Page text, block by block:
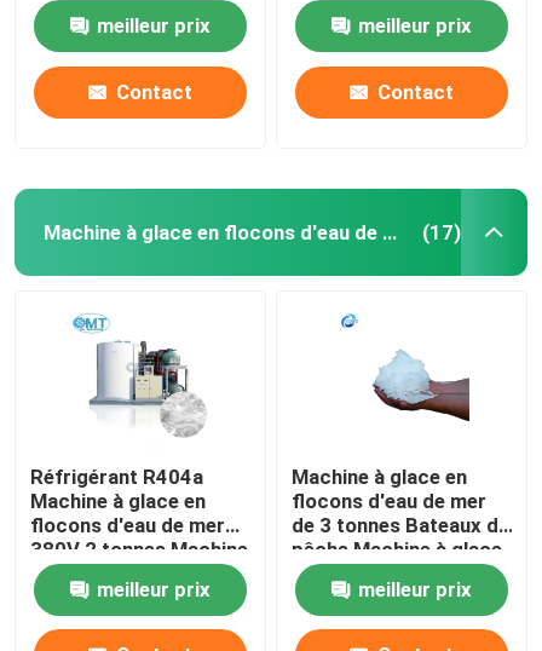
meilleur prix
Contact
meilleur prix
Contact
Machine à glace en flocons d'eau de mer (17)
Réfrigérant R404a
Machine à glace en
flocons d'eau de mer
380V 2 tonnes Machine
à glace en flocons
meilleur prix
Machine à glace en
flocons d'eau de mer
de 3 tonnes Bateaux de
pêche Machine à glace
en flocons
Compresseur Bitzer
allemand
meilleur prix